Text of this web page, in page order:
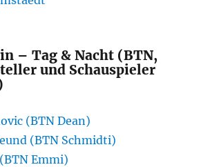
– Tag & Nacht (BTN,
und Schauspieler
(BTN Dean)
(BTN Schmidti)
Emmi)